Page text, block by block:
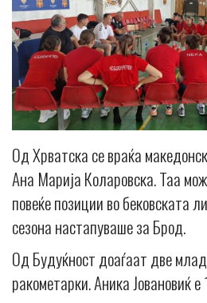
Од Хрватска се враќа
Ана Марија Коларовска. Таа
повеќе позиции во бековската
сезона настапуваше за Брод.
Од Будуќност доаѓаат две
ракометарки. Аника Јовановиќ